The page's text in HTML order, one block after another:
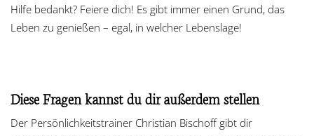
Hilfe bedankt? Feiere dich! Es gibt immer einen Grund, das
Leben zu genießen – egal, in welcher Lebenslage!
Diese Fragen kannst du dir außerdem stellen
Der Persönlichkeitstrainer Christian Bischoff gibt dir